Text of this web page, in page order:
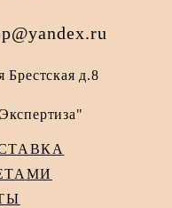
Брестская д.8